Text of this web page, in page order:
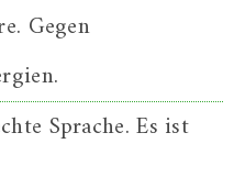
Gegen
Sprache. Es ist